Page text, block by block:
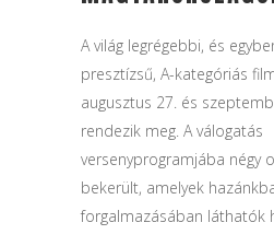
A világ legrégebbi, és
presztízsű, A-kategóriás
augusztus 27. és
rendezik meg. A válogatás
versenyprogramjába négy
bekerült, amelyek
forgalmazásában láthatók